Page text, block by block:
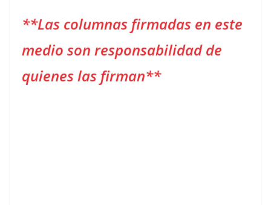
**Las columnas firmadas en este
medio son responsabilidad de
quienes las firman**